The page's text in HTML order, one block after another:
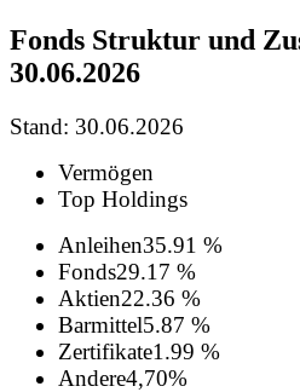
Fonds Struktur und
30.06.2026
Stand: 30.06.2026
Vermögen
Top Holdings
Anleihen35.91 %
Fonds29.17 %
Aktien22.36 %
Barmittel5.87 %
Zertifikate1.99 %
Andere4,70%